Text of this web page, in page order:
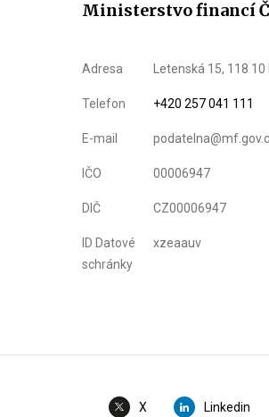
Ministerstvo financí
Adresa Letenská 15, 118
Telefon +420 257 041 111
E-mail
IČO 00006947
DIČ CZ00006947
ID Datové
schránky
xzeaauv
X Linkedin